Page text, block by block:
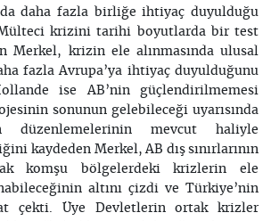
daha fazla birliğe ihtiyaç duyulduğu
Mülteci krizini tarihi boyutlarda bir test
Merkel, krizin ele alınmasında ulusal
fazla Avrupa’ya ihtiyaç duyulduğunu
ise AB’nin güçlendirilmemesi
sonunun gelebileceği uyarısında
düzenlemelerinin mevcut haliyle
kaydeden Merkel, AB dış sınırlarının
komşu bölgelerdeki krizlerin ele
altını çizdi ve Türkiye’nin
çekti. Üye Devletlerin ortak krizler